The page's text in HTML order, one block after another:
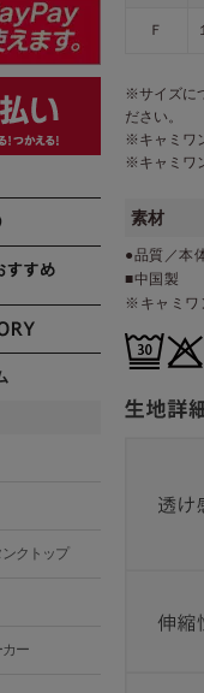
Ｆ
※サイズに
ださい。
※キャミワ
※キャミワ
素材
●品質／本
■中国製
※キャミワ
クトップ
ー